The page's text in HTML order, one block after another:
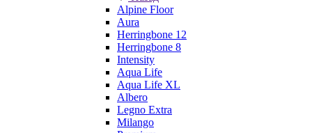
Alpine Floor
Aura
Herringbone 12
Herringbone 8
Intensity
Aqua Life
Aqua Life XL
Albero
Legno Extra
Milango